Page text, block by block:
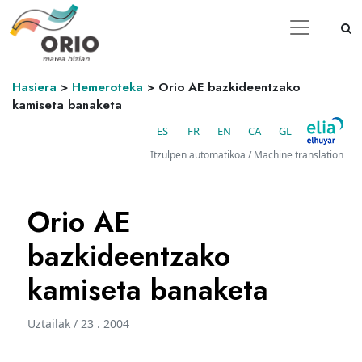
Hasiera > Hemeroteka > Orio AE bazkideentzako
kamiseta banaketa
ES FR EN CA GL
Itzulpen automatikoa / Machine translation
Orio AE
bazkideentzako
kamiseta banaketa
Uztailak / 23 . 2004